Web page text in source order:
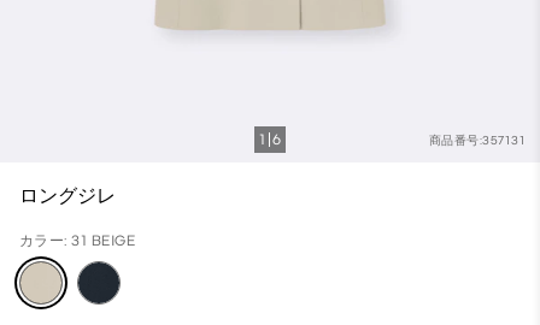
商品番号:357131
1 6
ロングジレ
カラー: 31 BEIGE